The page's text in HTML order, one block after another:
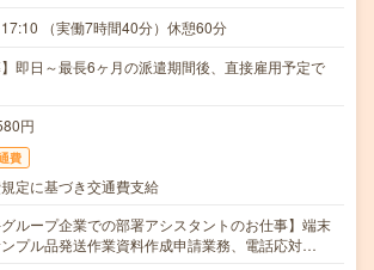
（実働7時間40分）休憩60分
】即日～最長6ヶ月の派遣期間後、直接雇用予定で
円
費
定に基づき交通費支給
グループ企業での部署アシスタントのお仕事】端末
プル品発送作業資料作成申請業務、電話応対…